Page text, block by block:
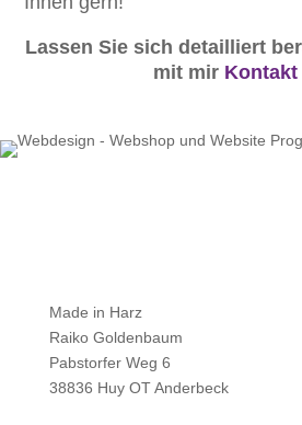
Lassen Sie sich detailliert
mit mir Kontakt
Made in Harz
Raiko Goldenbaum
Pabstorfer Weg 6
38836 Huy OT Anderbeck